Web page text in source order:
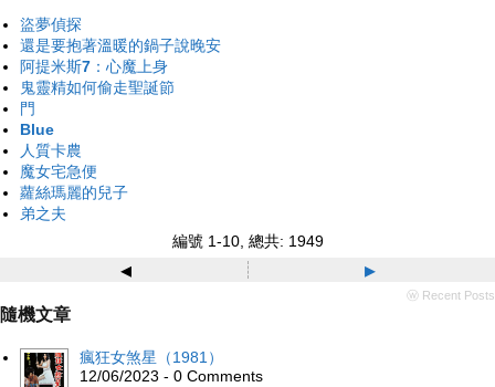
盜夢偵探
還是要抱著溫暖的鍋子說晚安
阿提米斯7：心魔上身
鬼靈精如何偷走聖誕節
門
Blue
人質卡農
魔女宅急便
蘿絲瑪麗的兒子
弟之夫
編號 1-10, 總共: 1949
◂ ▸
ⓦ Recent Posts
隨機文章
瘋狂女煞星（1981）
12/06/2023 - 0 Comments